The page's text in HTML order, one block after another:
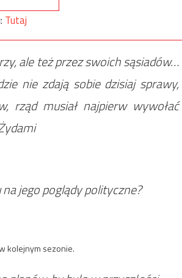
Tutaj
ale też przez swoich sąsiadów…
nie zdają sobie dzisiaj sprawy,
rząd musiał najpierw wywołać
jego poglądy polityczne?
kolejnym sezonie.